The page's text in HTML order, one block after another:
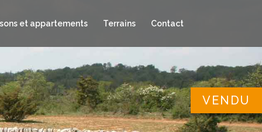
et appartements Terrains Contact